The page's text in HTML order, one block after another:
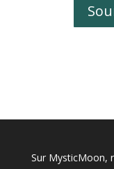
Sur MysticMoon,